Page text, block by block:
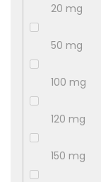
20 mg
50 mg
100 mg
120 mg
150 mg